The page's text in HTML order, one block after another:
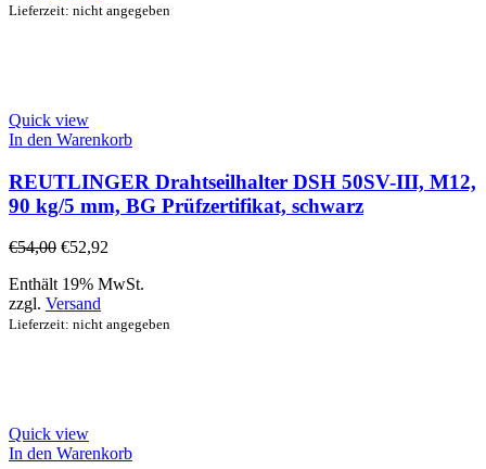
Lieferzeit: nicht angegeben
Quick view
In den Warenkorb
REUTLINGER Drahtseilhalter DSH 50SV-III, M12,
90 kg/5 mm, BG Prüfzertifikat, schwarz
€54,00 €52,92
Enthält 19% MwSt.
zzgl. Versand
Lieferzeit: nicht angegeben
Quick view
In den Warenkorb